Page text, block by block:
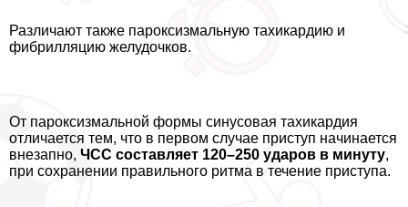
Различают также пароксизмальную тахикардию и
фибрилляцию желудочков.
От пароксизмальной формы синусовая тахикардия
отличается тем, что в первом случае приступ начинается
внезапно, ЧСС составляет 120–250 ударов в минуту,
при сохранении правильного ритма в течение приступа.